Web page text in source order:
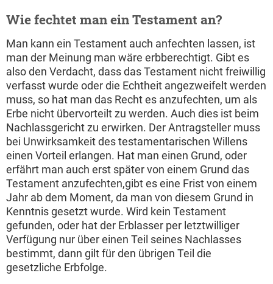
Wie fechtet man ein Testament an?
Man kann ein Testament auch anfechten lassen, ist
man der Meinung man wäre erbberechtigt. Gibt es
also den Verdacht, dass das Testament nicht freiwillig
verfasst wurde oder die Echtheit angezweifelt werden
muss, so hat man das Recht es anzufechten, um als
Erbe nicht übervorteilt zu werden. Auch dies ist beim
Nachlassgericht zu erwirken. Der Antragsteller muss
bei Unwirksamkeit des testamentarischen Willens
einen Vorteil erlangen. Hat man einen Grund, oder
erfährt man auch erst später von einem Grund das
Testament anzufechten,gibt es eine Frist von einem
Jahr ab dem Moment, da man von diesem Grund in
Kenntnis gesetzt wurde. Wird kein Testament
gefunden, oder hat der Erblasser per letztwilliger
Verfügung nur über einen Teil seines Nachlasses
bestimmt, dann gilt für den übrigen Teil die
gesetzliche Erbfolge.